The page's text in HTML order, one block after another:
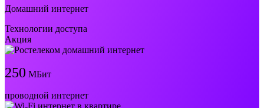
Домашний интернет
Технологии доступа
Акция
250 МБит
проводной интернет